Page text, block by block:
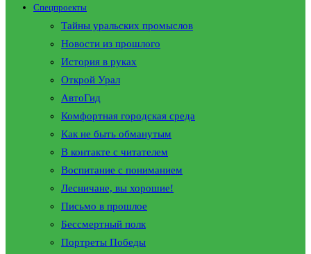
Спецпроекты
Тайны уральских промыслов
Новости из прошлого
История в руках
Открой Урал
АвтоГид
Комфортная городская среда
Как не быть обманутым
В контакте с читателем
Воспитание с пониманием
Лесничане, вы хорошие!
Письмо в прошлое
Бессмертный полк
Портреты Победы